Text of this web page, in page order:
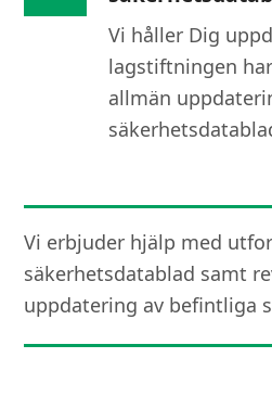
Vi håller Dig
lagstiftningen
allmän
Vi erbjuder hjälp med
säkerhetsdatablad samt
uppdatering av befintliga